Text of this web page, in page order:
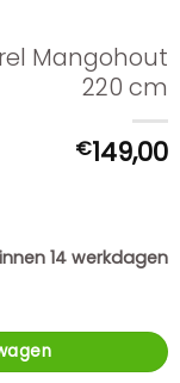
Mangohout
220 cm
€149,00
14 werkdagen
aantal